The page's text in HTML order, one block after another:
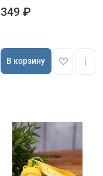
349 ₽
В корзину